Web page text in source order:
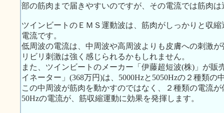
部の筋肉まで届きやすいのですが、その電流では筋肉
ツインビートのＥＭＳ運動波は、筋肉がしっかりと収
電流です。
低周波の電流は、中周波や高周波よりも皮膚への刺激
リビリ刺激は強く感じられるかもしれません。
また、ツインビートのメーカー「伊藤超短波(株)」が
イネーター」(368万円)は、5000Hzと5050Hzの２種類の
この中周波が筋肉を動かすのではなく、２種類の電流
50Hzの電流が、筋収縮運動に効果を発揮します。